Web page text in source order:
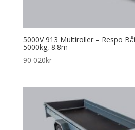
5000V 913 Multiroller – Respo
5000kg, 8.8m
90 020kr